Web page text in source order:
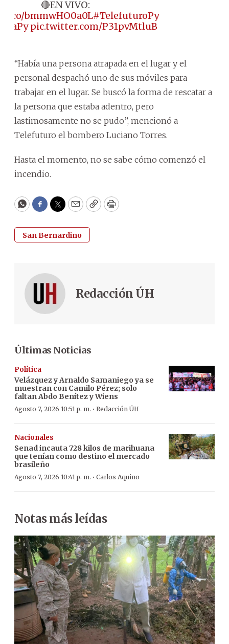
🔴EN VIVO:
t.co/bmmwHO0a0L#TelefuturoPy
pic.twitter.com/P31pvMtluB
“Había una persona atrapada en el lugar y el
personal despachó uno de sus móviles para
trabajar en el lugar. Se buscó la forma de rescatar a
la persona que estaba adentro, pero
lastimosamente no se pudo”, mencionó a
Telefuturo el bombero Luciano Torres.
Hasta el momento, no se sabe cómo comenzó el
incendio.
WhatsApp
Facebook
Twitter
EmailCopyPrint
San Bernardino
Redacción ÚH
Últimas Noticias
Política
Velázquez y Arnaldo Samaniego ya se
muestran con Camilo Pérez; solo
faltan Abdo Benítez y Wiens
Agosto 7, 2026 10:51 p. m. · Redacción ÚH
Nacionales
Senad incauta 728 kilos de marihuana
que tenían como destino el mercado
brasileño
Agosto 7, 2026 10:41 p. m. · Carlos Aquino
Notas más leídas